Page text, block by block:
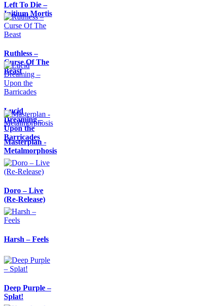
Left To Die –
Initium Mortis
Ruthless –
Curse Of The
Beast
Lucid
Dreaming –
Upon the
Barricades
Masterplan -
Metalmorphosis
Doro – Live
(Re-Release)
Harsh – Feels
Deep Purple –
Splat!